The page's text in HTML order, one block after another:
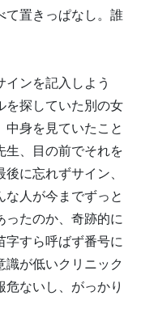
て置きっぱなし。誰
インを記入しよう
を探していた別の女
中身を見ていたこと
生、目の前でそれを
に忘れずサイン、
人が今までずっと
ったのか、奇跡的に
字すら呼ばず番号に
識が低いクリニック
ないし、がっかり